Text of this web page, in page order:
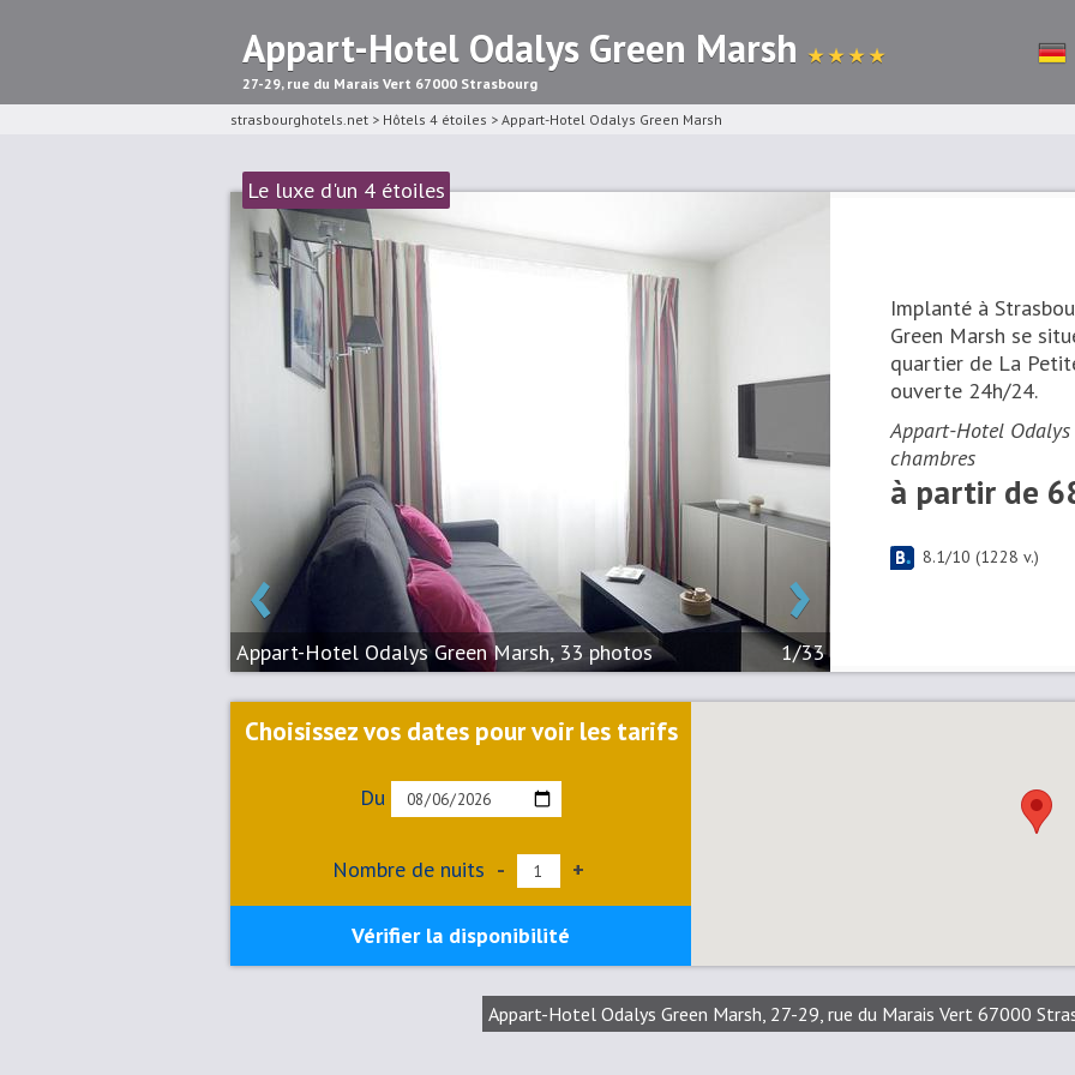
Appart-Hotel Odalys Green Marsh ★ ★ ★ ★
27-29, rue du Marais Vert 67000 Strasbourg
strasbourghotels.net > Hôtels 4 étoiles > Appart-Hotel Odalys Green Marsh
Le luxe d'un 4 étoiles
‹ ›
Appart-Hotel Odalys Green Marsh, 33 photos 1/33
Implanté à
Green Marsh se
quartier de La
ouverte 24h/24.
Appart-Hotel
chambres
à partir de
8.1/10 (1228 v.)
Choisissez vos dates pour voir les tarifs
Du
Nombre de nuits - +
Vérifier la disponibilité
Appart-Hotel Odalys Green Marsh, 27-29, rue du Marais Vert 67000